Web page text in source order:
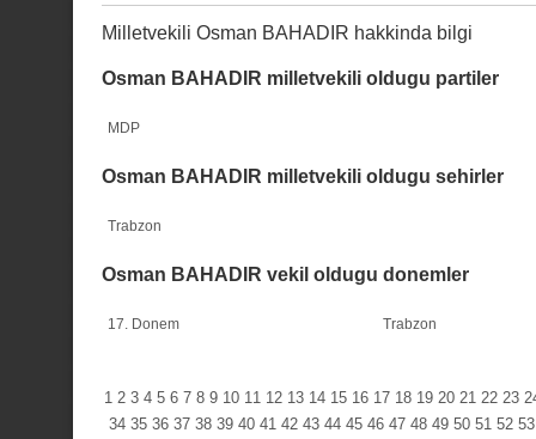
Milletvekili Osman BAHADIR hakkinda bilgi
Osman BAHADIR milletvekili oldugu partiler
MDP
Osman BAHADIR milletvekili oldugu sehirler
Trabzon
Osman BAHADIR vekil oldugu donemler
17. Donem Trabzon
1 2 3 4 5 6 7 8 9 10 11 12 13 14 15 16 17 18 19 20 21 22 23
34 35 36 37 38 39 40 41 42 43 44 45 46 47 48 49 50 51 52 53